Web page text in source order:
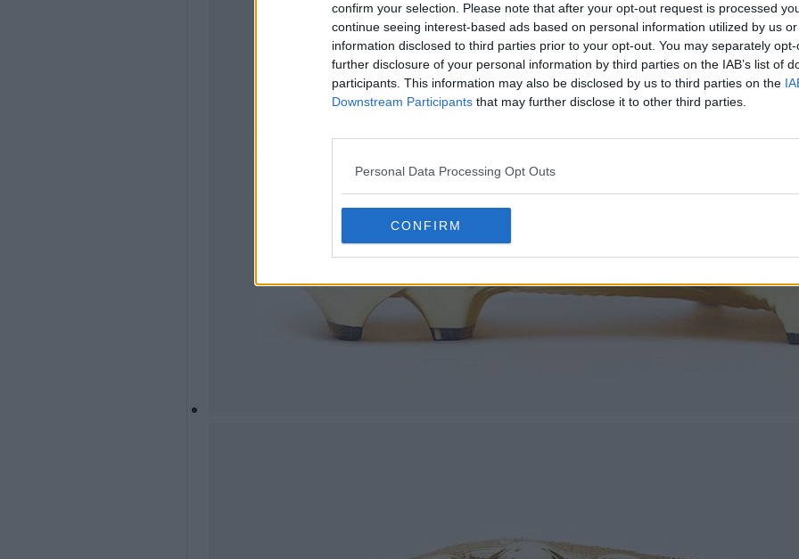
confirm your selection. Please note that after your opt-out request is processed
continue seeing interest-based ads based on personal information utilized by us
information disclosed to third parties prior to your opt-out. You may separately
further disclosure of your personal information by third parties on the IAB’s list of
participants. This information may also be disclosed by us to third parties on the
Downstream Participants that may further disclose it to other third parties.
Personal Data Processing Opt Outs
CONFIRM